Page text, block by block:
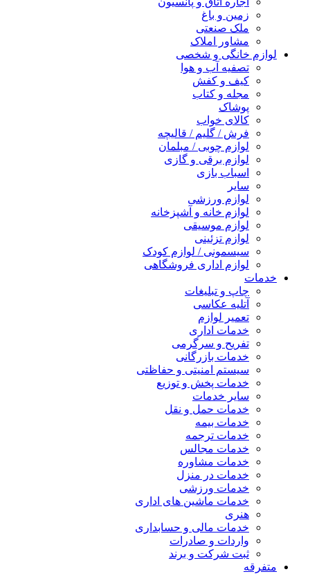
زمین و باغ
ملک صنعتی
مشاور املاک
لوازم خانگی و شخصی
تصفیه آب و هوا
کیف و کفش
مجله و کتاب
پوشاک
کالای خواب
فرش / گلیم / قالیچه
لوازم چوبی / مبلمان
لوازم برقی و گازی
اسباب بازی
سایر
لوازم ورزشی
لوازم خانه و آشپزخانه
لوازم موسیقی
لوازم تزئینی
سیسمونی / لوازم کودک
لوازم اداری فروشگاهی
خدمات
چاپ و تبلیغات
آتلیه عکاسی
تعمیر لوازم
خدمات اداری
تفریح و سرگرمی
خدمات بازرگانی
سیستم امنیتی و حفاظتی
خدمات پخش و توزیع
سایر خدمات
خدمات حمل و نقل
خدمات بیمه
خدمات ترجمه
خدمات مجالس
خدمات مشاوره
خدمات در منزل
خدمات ورزشی
خدمات ماشین های اداری
هنری
خدمات مالی و حسابداری
واردات و صادرات
ثبت شرکت و برند
متفرقه